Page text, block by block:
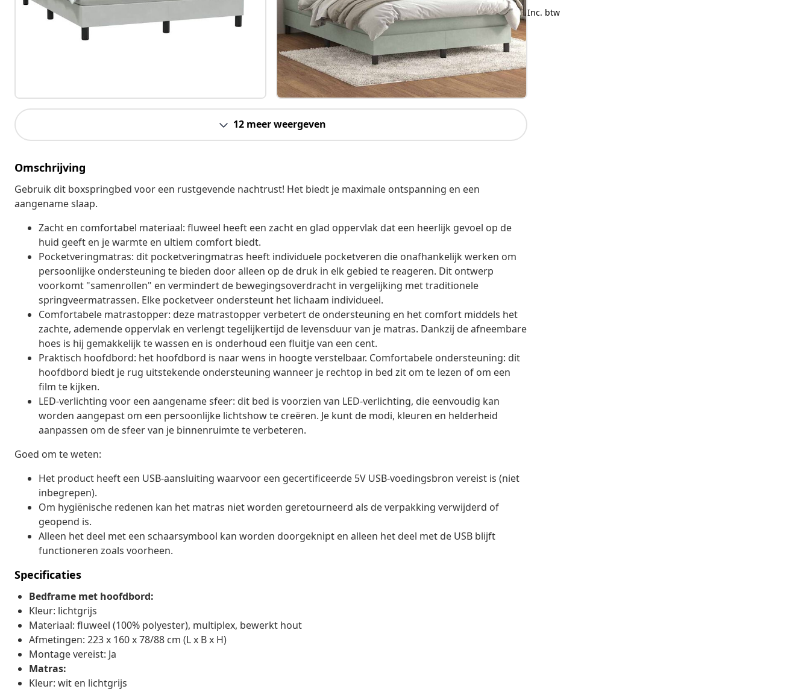
12 meer weergeven
Omschrijving
Gebruik dit boxspringbed voor een rustgevende nachtrust! Het biedt je maximale ontspanning en een
aangename slaap.
Zacht en comfortabel materiaal: fluweel heeft een zacht en glad oppervlak dat een heerlijk gevoel op de
huid geeft en je warmte en ultiem comfort biedt.
Pocketveringmatras: dit pocketveringmatras heeft individuele pocketveren die onafhankelijk werken om
persoonlijke ondersteuning te bieden door alleen op de druk in elk gebied te reageren. Dit ontwerp
voorkomt "samenrollen" en vermindert de bewegingsoverdracht in vergelijking met traditionele
springveermatrassen. Elke pocketveer ondersteunt het lichaam individueel.
Comfortabele matrastopper: deze matrastopper verbetert de ondersteuning en het comfort middels het
zachte, ademende oppervlak en verlengt tegelijkertijd de levensduur van je matras. Dankzij de afneembare
hoes is hij gemakkelijk te wassen en is onderhoud een fluitje van een cent.
Praktisch hoofdbord: het hoofdbord is naar wens in hoogte verstelbaar. Comfortabele ondersteuning: dit
hoofdbord biedt je rug uitstekende ondersteuning wanneer je rechtop in bed zit om te lezen of om een
film te kijken.
LED-verlichting voor een aangename sfeer: dit bed is voorzien van LED-verlichting, die eenvoudig kan
worden aangepast om een persoonlijke lichtshow te creëren. Je kunt de modi, kleuren en helderheid
aanpassen om de sfeer van je binnenruimte te verbeteren.
Goed om te weten:
Het product heeft een USB-aansluiting waarvoor een gecertificeerde 5V USB-voedingsbron vereist is (niet
inbegrepen).
Om hygiënische redenen kan het matras niet worden geretourneerd als de verpakking verwijderd of
geopend is.
Alleen het deel met een schaarsymbool kan worden doorgeknipt en alleen het deel met de USB blijft
functioneren zoals voorheen.
Specificaties
Bedframe met hoofdbord:
Kleur: lichtgrijs
Materiaal: fluweel (100% polyester), multiplex, bewerkt hout
Afmetingen: 223 x 160 x 78/88 cm (L x B x H)
Montage vereist: Ja
Matras:
Kleur: wit en lichtgrijs
Inc. btw